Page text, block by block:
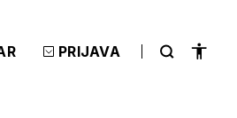
PRIJAVA